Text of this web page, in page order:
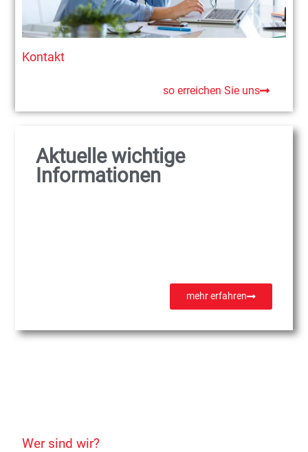
Kontakt
so erreichen Sie uns
Aktuelle wichtige
Informationen
mehr erfahren
Wer sind wir?